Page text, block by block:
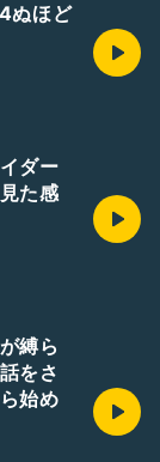
ぬほど
ダー
た感
縛ら
をさ
始め